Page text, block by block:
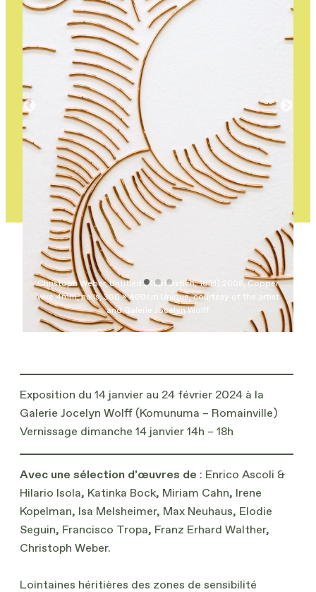
Christoph Weber, Untitled (Kupferstich, 1631),2008, Copper
wire 4mm, nails, 300 x 400cm Unique, courtesy of the artist
and Galerie Jocelyn Wolff
Exposition du 14 janvier au 24 février 2024 à la
Galerie Jocelyn Wolff (Komunuma – Romainville)
Vernissage dimanche 14 janvier 14h – 18h
Avec une sélection d’œuvres de : Enrico Ascoli &
Hilario Isola, Katinka Bock, Miriam Cahn, Irene
Kopelman, Isa Melsheimer, Max Neuhaus, Elodie
Seguin, Francisco Tropa, Franz Erhard Walther,
Christoph Weber.
Lointaines héritières des zones de sensibilité